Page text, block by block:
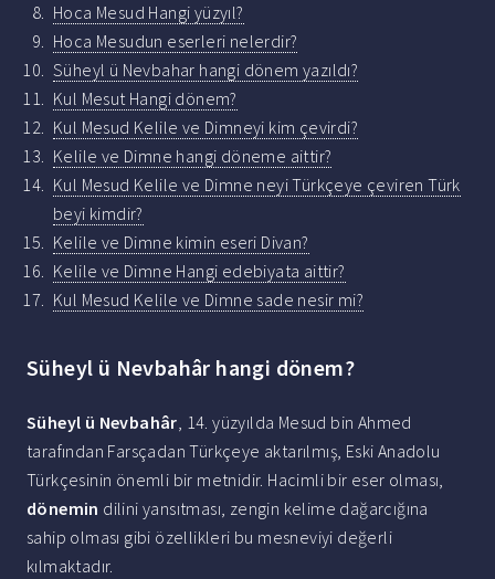
Hoca Mesud Hangi yüzyıl?
Hoca Mesudun eserleri nelerdir?
Süheyl ü Nevbahar hangi dönem yazıldı?
Kul Mesut Hangi dönem?
Kul Mesud Kelile ve Dimneyi kim çevirdi?
Kelile ve Dimne hangi döneme aittir?
Kul Mesud Kelile ve Dimne neyi Türkçeye çeviren Türk
beyi kimdir?
Kelile ve Dimne kimin eseri Divan?
Kelile ve Dimne Hangi edebiyata aittir?
Kul Mesud Kelile ve Dimne sade nesir mi?
Süheyl ü Nevbahâr hangi dönem?
Süheyl ü Nevbahâr, 14. yüzyılda Mesud bin Ahmed
tarafından Farsçadan Türkçeye aktarılmış, Eski Anadolu
Türkçesinin önemli bir metnidir. Hacimli bir eser olması,
dönemin dilini yansıtması, zengin kelime dağarcığına
sahip olması gibi özellikleri bu mesneviyi değerli
kılmaktadır.